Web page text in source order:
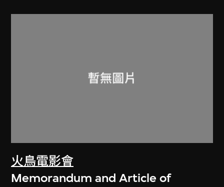
火鳥電影會
Memorandum and Article of